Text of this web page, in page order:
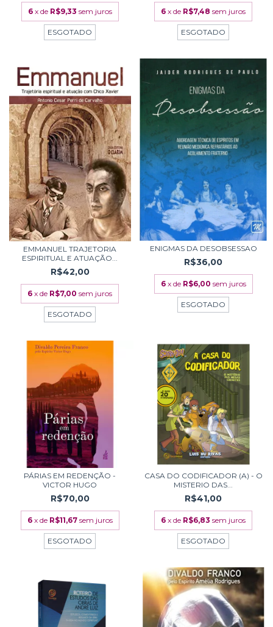
6 x de R$9,33 sem juros
ESGOTADO
6 x de R$7,48 sem juros
ESGOTADO
EMMANUEL TRAJETORIA
ESPIRITUAL E ATUAÇÃO...
R$42,00
6 x de R$7,00 sem juros
ESGOTADO
ENIGMAS DA DESOBSESSAO
R$36,00
6 x de R$6,00 sem juros
ESGOTADO
PÁRIAS EM REDENÇÃO -
VICTOR HUGO
R$70,00
6 x de R$11,67 sem juros
ESGOTADO
CASA DO CODIFICADOR (A) - O
MISTERIO DAS...
R$41,00
6 x de R$6,83 sem juros
ESGOTADO